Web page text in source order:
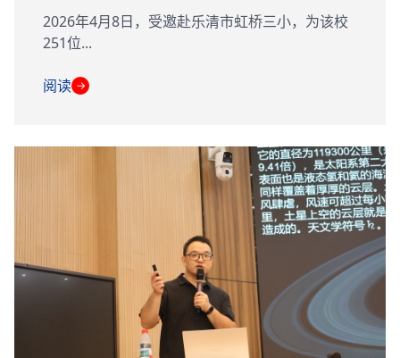
2026年4月8日，受邀赴乐清市虹桥三小，为该校
251位...
阅读 →